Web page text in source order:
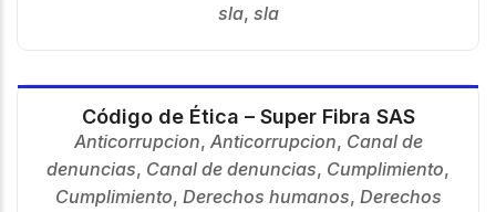
sla, sla
Código de Ética – Super Fibra SAS
Anticorrupcion, Anticorrupcion, Canal de
denuncias, Canal de denuncias, Cumplimiento,
Cumplimiento, Derechos humanos, Derechos